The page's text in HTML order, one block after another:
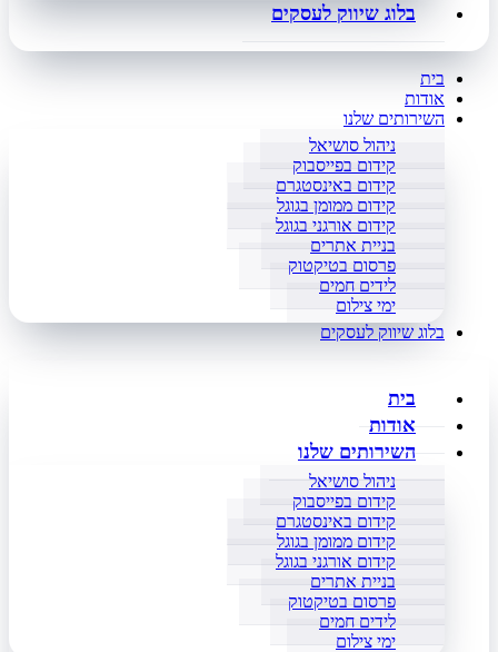
בלוג שיווק לעסקים
בית
אודות
השירותים שלנו
ניהול סושיאל
קידום בפייסבוק
קידום באינסטגרם
קידום ממומן בגוגל
קידום אורגני בגוגל
בניית אתרים
פרסום בטיקטוק
לידים חמים
ימי צילום
בלוג שיווק לעסקים
בית
אודות
השירותים שלנו
ניהול סושיאל
קידום בפייסבוק
קידום באינסטגרם
קידום ממומן בגוגל
קידום אורגני בגוגל
בניית אתרים
פרסום בטיקטוק
לידים חמים
ימי צילום